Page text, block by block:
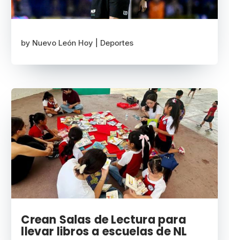
by Nuevo León Hoy Deportes
Crean Salas de Lectura para
llevar libros a escuelas de NL